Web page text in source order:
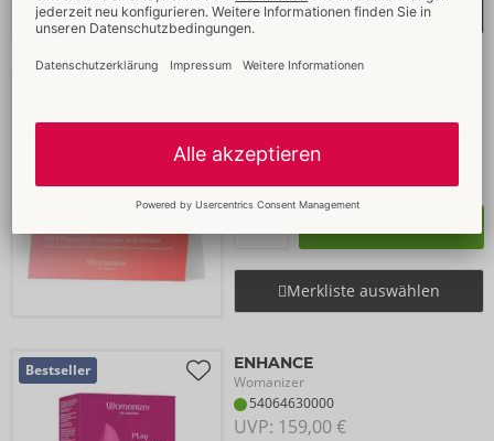
Merkliste auswählen
09184900000
UVP: 0,00 €
Merkliste auswählen
Bestseller ENHANCE
Womanizer
54064630000
UVP: 159,00 €